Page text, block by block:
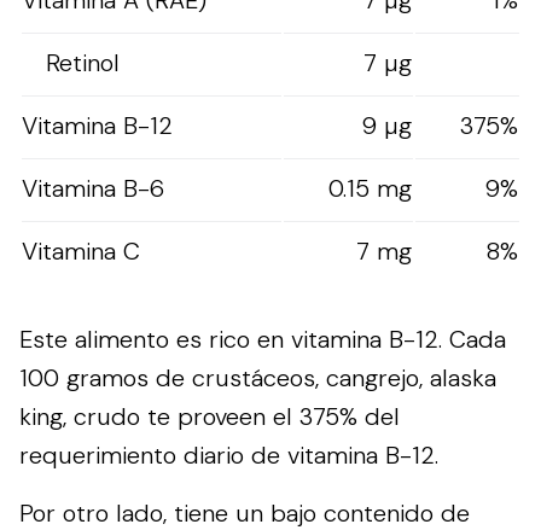
Retinol
7 µg
Vitamina B-12
9 µg
375%
Vitamina B-6
0.15 mg
9%
Vitamina C
7 mg 8%
Este alimento es rico en vitamina B-12. Cada
100 gramos de crustáceos, cangrejo, alaska
king, crudo te proveen el 375% del
requerimiento diario de vitamina B-12.
Por otro lado, tiene un bajo contenido de